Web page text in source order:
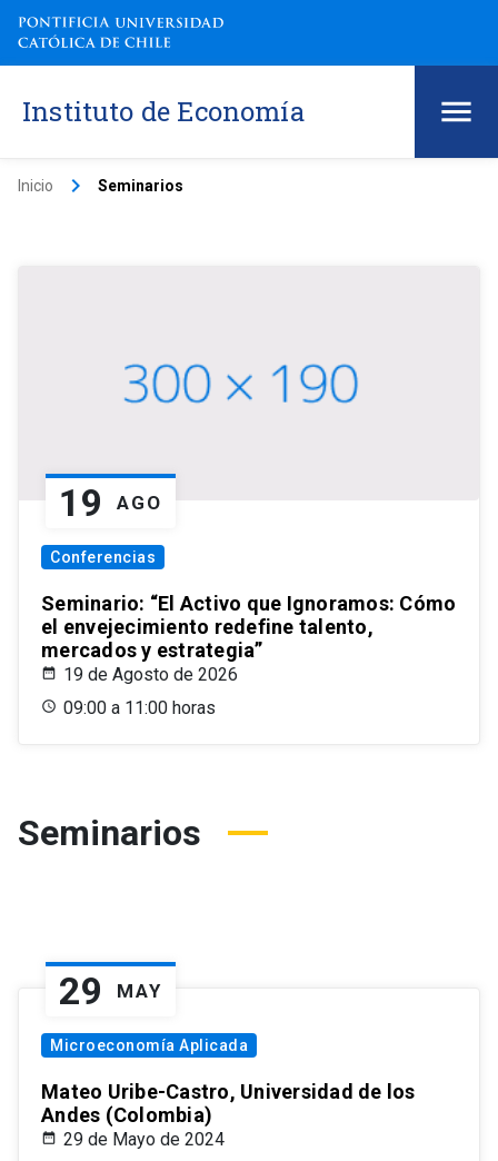
Instituto de Economía
Inicio keyboard_arrow_right Seminarios
19 AGO
Conferencias
Seminario: “El Activo que Ignoramos: Cómo
el envejecimiento redefine talento,
mercados y estrategia”
19 de Agosto de 2026
09:00 a 11:00 horas
Seminarios
29 MAY
Microeconomía Aplicada
Mateo Uribe-Castro, Universidad de los
Andes (Colombia)
29 de Mayo de 2024